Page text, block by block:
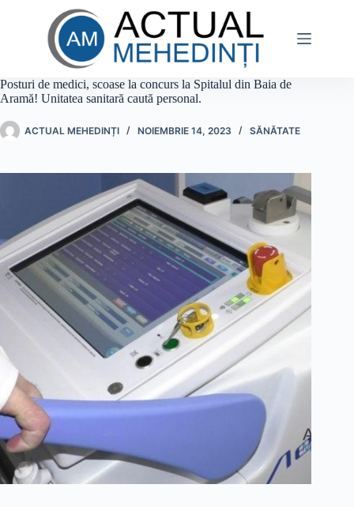
Posturi de medici, scoase la concurs la Spitalul din Baia de
Aramă! Unitatea sanitară caută personal.
ACTUAL MEHEDINȚI NOIEMBRIE 14, 2023 SĂNĂTATE